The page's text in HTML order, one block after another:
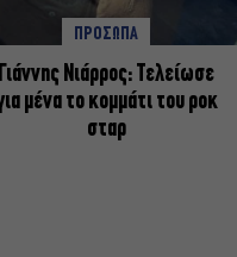
ΠΡΟΣΩΠΑ
Γιάννης Νιάρρος: Τελείωσε
μένα το κομμάτι του ροκ
σταρ